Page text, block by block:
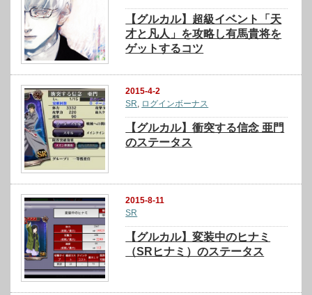
【グルカル】超級イベント「天
才と凡人」を攻略し有馬貴将を
ゲットするコツ
2015-4-2
SR, ログインボーナス
【グルカル】衝突する信念 亜門
のステータス
2015-8-11
SR
【グルカル】変装中のヒナミ
（SRヒナミ）のステータス